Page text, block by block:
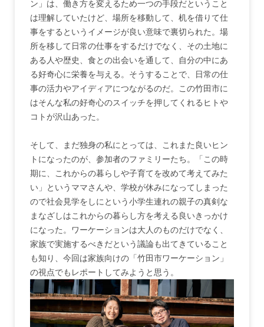
ン」は、働き方を変えるため一つの手段だということ
は理解していたけど、場所を移動して、机を借りて仕
事をするというイメージが良い意味で裏切られた。場
所を移して日常の仕事をするだけでなく、その土地に
ある人や歴史、食との出会いを通して、自分の中にあ
る好奇心に栄養を与える。そうすることで、日常の仕
事の活力やアイディアにつながるのだ。この竹田市に
はそんな私の好奇心のスイッチを押してくれるヒトや
コトが沢山あった。
そして、まだ独身の私にとっては、これまた良いヒン
トになったのが、参加者のファミリーたち。「この時
期に、これからの暮らしや子育てを改めて考えてみた
い」というママさんや、学校が休みになってしまった
ので社会見学をしにという小学生連れの親子の真剣な
まなざしはこれからの暮らし方を考える良いきっかけ
になった。ワーケーションは大人のものだけでなく、
家族で実施するべきだという議論も出てきていること
も知り、今回は家族向けの「竹田市ワーケーション」
の視点でもレポートしてみようと思う。